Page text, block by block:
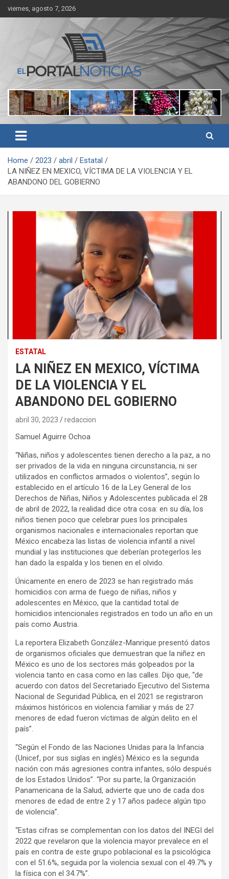
Skip
to
viernes, agosto 7, 2026
El Portal Noticias
Noticias de Córdoba, Veracruz y al región
Home 2023 abril
Estatal
LA NIÑEZ EN MEXICO, VÍCTIMA DE LA VIOLENCIA Y EL
ABANDONO DEL GOBIERNO
ESTATAL
LA NIÑEZ EN MEXICO, VÍCTIMA
DE LA VIOLENCIA Y EL
ABANDONO DEL GOBIERNO
abril 30, 2023 redaccion
Samuel Aguirre Ochoa
“Niñas, niños y adolescentes tienen derecho a la paz, a no
ser privados de la vida en ninguna circunstancia, ni ser
utilizados en conflictos armados o violentos”, según lo
establecido en el artículo 16 de la Ley General de los
Derechos de Niñas, Niños y Adolescentes publicada el 28
de abril de 2022, la realidad dice otra cosa: en su día, los
niños tienen poco que celebrar pues los principales
organismos nacionales e internacionales reportan que
México encabeza las listas de violencia infantil a nivel
mundial y las instituciones que deberían protegerlos les
han dado la espalda y los tienen en el olvido.
Únicamente en enero de 2023 se han registrado más
homicidios con arma de fuego de niñas, niños y
adolescentes en México, que la cantidad total de
homicidios intencionales registrados en todo un año en un
país como Austria.
La reportera Elizabeth González-Manrique presentó datos
de organismos oficiales que demuestran que la niñez en
México es uno de los sectores más golpeados por la
violencia tanto en casa como en las calles. Dijo que, “de
acuerdo con datos del Secretariado Ejecutivo del Sistema
Nacional de Seguridad Pública, en el 2021 se registraron
máximos históricos en violencia familiar y más de 27
menores de edad fueron víctimas de algún delito en el
país”.
“Según el Fondo de las Naciones Unidas para la Infancia
(Unicef, por sus siglas en inglés) México es la segunda
nación con más agresiones contra infantes, sólo después
de los Estados Unidos”. “Por su parte, la Organización
Panamericana de la Salud, advierte que uno de cada dos
menores de edad de entre 2 y 17 años padece algún tipo
de violencia”.
“Estas cifras se complementan con los datos del INEGI del
2022 que revelaron que la violencia mayor prevalece en el
país en contra de este grupo poblacional es la psicológica
con el 51.6%, seguida por la violencia sexual con el 49.7% y
la física con el 34.7%”.